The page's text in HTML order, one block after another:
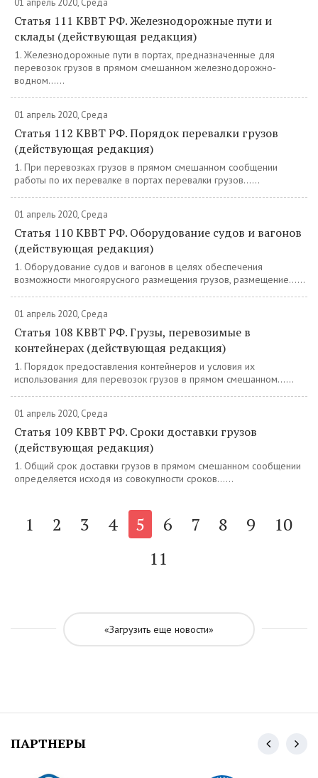
01 апрель 2020, Среда
Статья 111 КВВТ РФ. Железнодорожные пути и
склады (действующая редакция)
1. Железнодорожные пути в портах, предназначенные для
перевозок грузов в прямом смешанном железнодорожно-
водном......
01 апрель 2020, Среда
Статья 112 КВВТ РФ. Порядок перевалки грузов
(действующая редакция)
1. При перевозках грузов в прямом смешанном сообщении
работы по их перевалке в портах перевалки грузов......
01 апрель 2020, Среда
Статья 110 КВВТ РФ. Оборудование судов и вагонов
(действующая редакция)
1. Оборудование судов и вагонов в целях обеспечения
возможности многоярусного размещения грузов, размещение......
01 апрель 2020, Среда
Статья 108 КВВТ РФ. Грузы, перевозимые в
контейнерах (действующая редакция)
1. Порядок предоставления контейнеров и условия их
использования для перевозок грузов в прямом смешанном......
01 апрель 2020, Среда
Статья 109 КВВТ РФ. Сроки доставки грузов
(действующая редакция)
1. Общий срок доставки грузов в прямом смешанном сообщении
определяется исходя из совокупности сроков......
1 2 3 4 5 6 7 8 9
10
11
«Загрузить еще новости»
ПАРТНЕРЫ